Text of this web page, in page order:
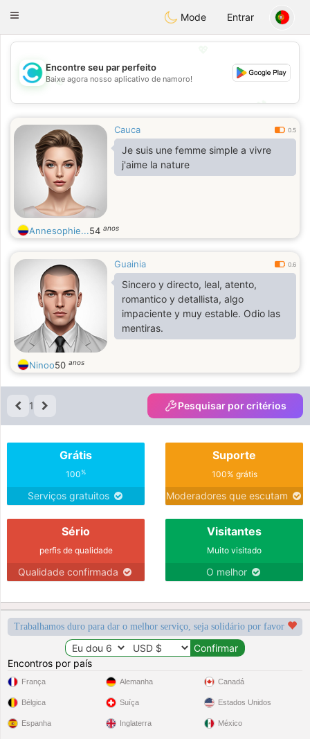
olombiaCitas
Toggle
Mode Entrar
💖
💕
Encontre seu par perfeito
Baixe agora nosso aplicativo de namoro!
Cauca 0.5
Je suis une femme simple a vivre
j'aime la nature
Annesophie...54 anos
Guainia 0.6
Sincero y directo, leal, atento,
romantico y detallista, algo
impaciente y muy estable. Odio las
mentiras.
Ninoo50 anos
1 Pesquisar por critérios
Grátis
100%
Serviços gratuitos
Suporte
100% grátis
Moderadores que escutam
Sério
perfis de qualidade
Qualidade confirmada
Visitantes
Muito visitado
O melhor
Trabalhamos duro para dar o melhor serviço, seja solidário por favor
Encontros por país
França
Bélgica
Espanha
Alemanha
Suíça
Inglaterra
Canadá
Estados Unidos
México